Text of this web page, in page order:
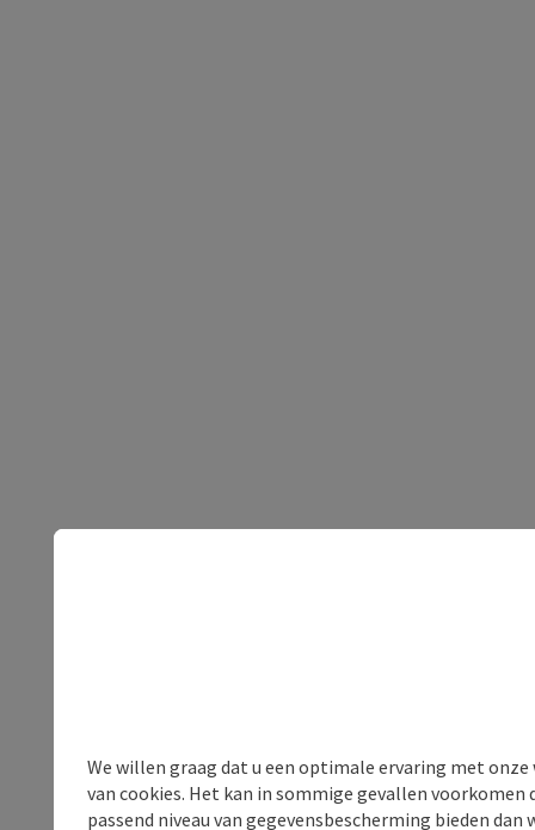
We willen graag dat u een optimale ervaring met
van cookies. Het kan in sommige gevallen voorkomen
passend niveau van gegevensbescherming bieden